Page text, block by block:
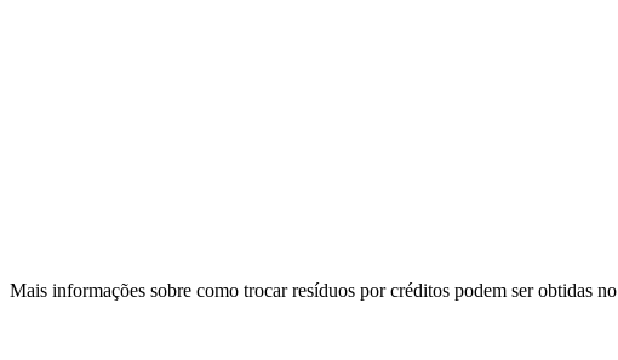
Mais informações sobre como trocar resíduos por créditos podem ser obtidas no